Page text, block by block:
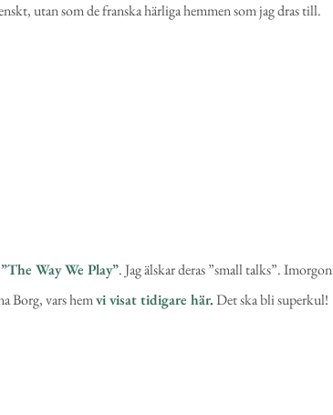
utan som de franska härliga hemmen som jag dras till.
”The Way We Play”. Jag älskar deras ”small talks”. Imorgon
Borg, vars hemvi visat tidigare här.Det ska bli superkul!